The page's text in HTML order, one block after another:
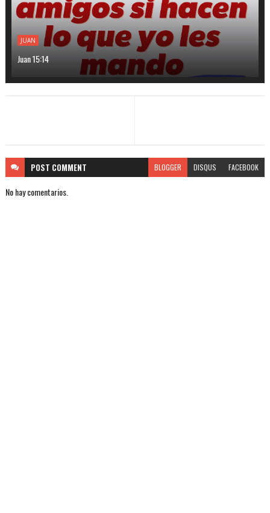
JUAN
Juan 15:14
POST COMMENT BLOGGER DISQUS FACEBOOK
No hay comentarios.